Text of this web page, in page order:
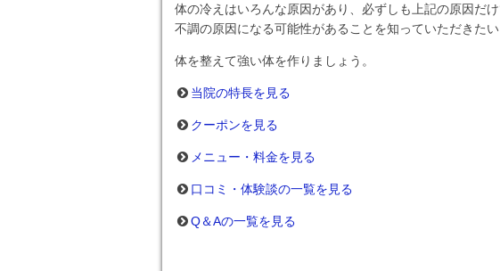
体の冷えはいろんな原因があり、必ずしも上記の原因だ
不調の原因になる可能性があることを知っていただきたい
体を整えて強い体を作りましょう。
当院の特長を見る
クーポンを見る
メニュー・料金を見る
口コミ・体験談の一覧を見る
Q＆Aの一覧を見る